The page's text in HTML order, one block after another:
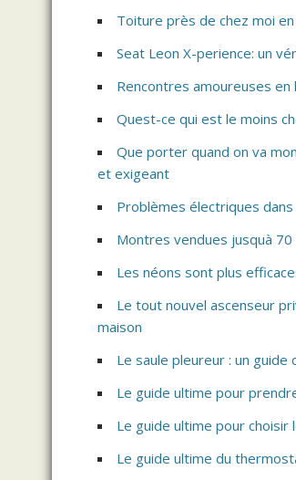
Toiture près de chez moi
Seat Leon X-perience: un
Rencontres amoureuses
Quest-ce qui est le moins
Que porter quand on va
et exigeant
Problèmes électriques
Montres vendues jusquà 70
Les néons sont plus
Le tout nouvel ascenseur
maison
Le saule pleureur : un guide
Le guide ultime pour
Le guide ultime pour choisir
Le guide ultime du